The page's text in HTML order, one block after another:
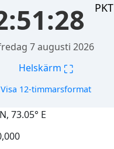
PKT
7 augusti 2026
Helskärm ⛶
Visa 12-timmarsformat
73.05° E